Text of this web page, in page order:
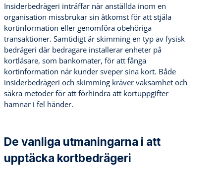
Insiderbedrägeri inträffar när anställda inom en
organisation missbrukar sin åtkomst för att stjäla
kortinformation eller genomföra obehöriga
transaktioner. Samtidigt är skimming en typ av fysisk
bedrägeri där bedragare installerar enheter på
kortläsare, som bankomater, för att fånga
kortinformation när kunder sveper sina kort. Både
insiderbedrägeri och skimming kräver vaksamhet och
säkra metoder för att förhindra att kortuppgifter
hamnar i fel händer.
De vanliga utmaningarna i att
upptäcka kortbedrägeri